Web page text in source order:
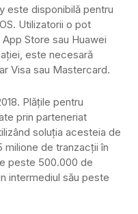
este disponibilă pentru
Utilizatorii o pot
Store sau Huawei
este necesară
Visa sau Mastercard.
Plățile pentru
prin parteneriat
soluția acesteia de
milione de tranzacții în
peste 500.000 de
intermediul său peste